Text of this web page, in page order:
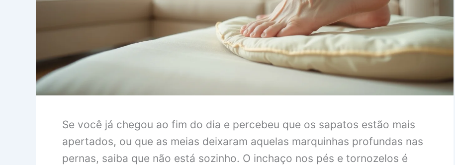
Se você já chegou ao fim do dia e percebeu que os sapatos estão mais
apertados, ou que as meias deixaram aquelas marquinhas profundas nas
pernas, saiba que não está sozinho. O inchaço nos pés e tornozelos é